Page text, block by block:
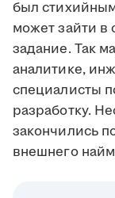
был
может зайти в
задание. Так
аналитике,
специалисты
разработку.
закончились
внешнего